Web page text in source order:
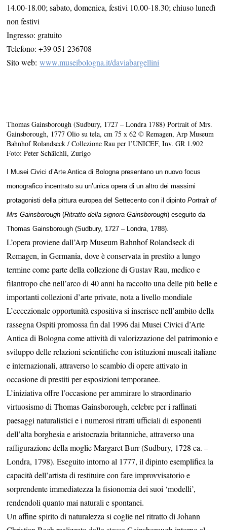
14.00-18.00; sabato, domenica, festivi 10.00-18.30; chiuso lunedì
non festivi
Ingresso: gratuito
Telefono: +39 051 236708
Sito web:www.museibologna.it/daviabargellini
Thomas Gainsborough (Sudbury, 1727 – Londra 1788) Portrait of Mrs.
Gainsborough, 1777 Olio su tela, cm 75 x 62 © Remagen, Arp Museum
Bahnhof Rolandseck / Collezione Rau per l’UNICEF, Inv. GR 1.902
Foto: Peter Schälchli, Zurigo
I Musei Civici d’Arte Antica di Bologna presentano un nuovo focus
monografico incentrato su un’unica opera di un altro dei massimi
protagonisti della pittura europea del Settecento con il dipintoPortrait of
Mrs Gainsborough (Ritratto della signora Gainsborough) eseguito da
Thomas Gainsborough (Sudbury, 1727 – Londra, 1788).
L’opera proviene dall’Arp Museum Bahnhof Rolandseck di
Remagen, in Germania, dove è conservata in prestito a lungo
termine come parte della collezione di Gustav Rau, medico e
filantropo che nell’arco di 40 anni ha raccolto una delle più belle e
importanti collezioni d’arte private, nota a livello mondiale
L’eccezionale opportunità espositiva si inserisce nell’ambito della
rassegna Ospiti promossa fin dal 1996 dai Musei Civici d’Arte
Antica di Bologna come attività di valorizzazione del patrimonio e
sviluppo delle relazioni scientifiche con istituzioni museali italiane
e internazionali, attraverso lo scambio di opere attivato in
occasione di prestiti per esposizioni temporanee.
L’iniziativa offre l’occasione per ammirare lo straordinario
virtuosismo di Thomas Gainsborough, celebre per i raffinati
paesaggi naturalistici e i numerosi ritratti ufficiali di esponenti
dell’alta borghesia e aristocrazia britanniche, attraverso una
raffigurazione della moglie Margaret Burr (Sudbury, 1728 ca. –
Londra, 1798). Eseguito intorno al 1777, il dipinto esemplifica la
capacità dell’artista di restituire con fare improvvisatorio e
sorprendente immediatezza la fisionomia dei suoi ‘modelli’,
rendendoli quanto mai naturali e spontanei.
Un affine spirito di naturalezza si coglie nel ritratto di Johann